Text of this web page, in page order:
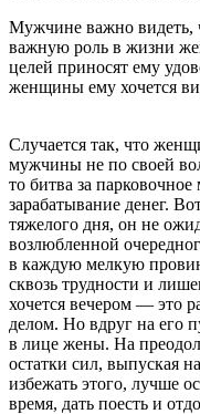
Мужчине важно видеть,
важную роль в жизни
целей приносят ему
женщины ему хочется
Случается так, что
мужчины не по своей
то битва за
зарабатывание денег.
тяжелого дня, он не
возлюбленной
в каждую мелкую
сквозь трудности и
хочется вечером — это
делом. Но вдруг на его
в лице жены. На
остатки сил, выпуская
избежать этого, лучше
время, дать поесть и